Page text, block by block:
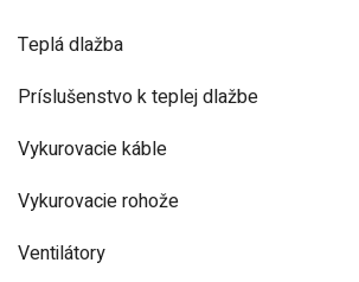
Teplá dlažba
Príslušenstvo k teplej dlažbe
Vykurovacie káble
Vykurovacie rohože
Ventilátory